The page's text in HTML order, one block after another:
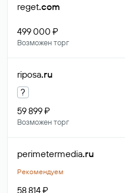
reget.com
499 000 ₽
Возможен торг
riposa.ru
?
59 899 ₽
Возможен торг
perimetermedia.ru
Рекомендуем
58 814 ₽